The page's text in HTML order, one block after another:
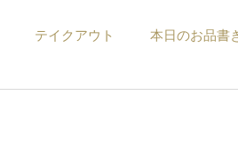
テイクアウト 本日のお品書